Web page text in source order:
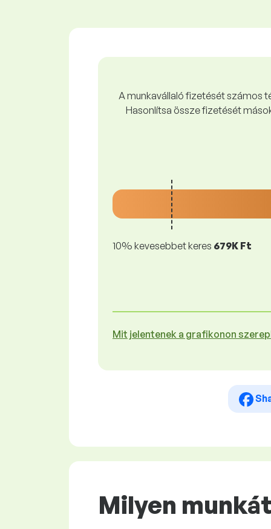
A munkavállaló fizetését számos
Hasonlítsa össze fizetését
10% kevesebbet keres 679K Ft
Mit jelentenek a grafikonon
Milyen